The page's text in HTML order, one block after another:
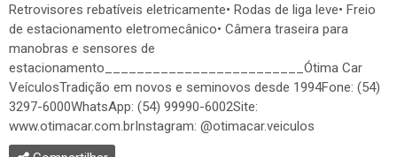
Retrovisores rebatíveis eletricamente• Rodas de liga leve• Freio
de estacionamento eletromecânico• Câmera traseira para
manobras e sensores de
estacionamento_________________________Ótima Car
VeículosTradição em novos e seminovos desde 1994Fone: (54)
3297-6000WhatsApp: (54) 99990-6002Site:
www.otimacar.com.brInstagram: @otimacar.veiculos